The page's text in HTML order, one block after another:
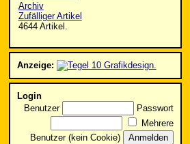
Archiv
Zufälliger Artikel
4644 Artikel.
Anzeige:
Login
Benutzer
Passwort
Mehrere
Benutzer (kein Cookie)